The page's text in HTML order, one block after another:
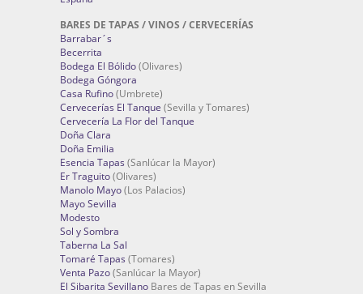
BARES DE TAPAS / VINOS / CERVECERÍAS
Barrabar´s
Becerrita
Bodega El Bólido(Olivares)
Bodega Góngora
Casa Rufino(Umbrete)
Cervecerías El Tanque (Sevilla y Tomares)
Cervecería La Flor del Tanque
Doña Clara
Doña Emilia
Esencia Tapas (Sanlúcar la Mayor)
Er Traguito(Olivares)
Manolo Mayo(Los Palacios)
Mayo Sevilla
Modesto
Sol y Sombra
Taberna La Sal
Tomaré Tapas (Tomares)
Venta Pazo(Sanlúcar la Mayor)
El Sibarita Sevillano Bares de Tapas en Sevilla